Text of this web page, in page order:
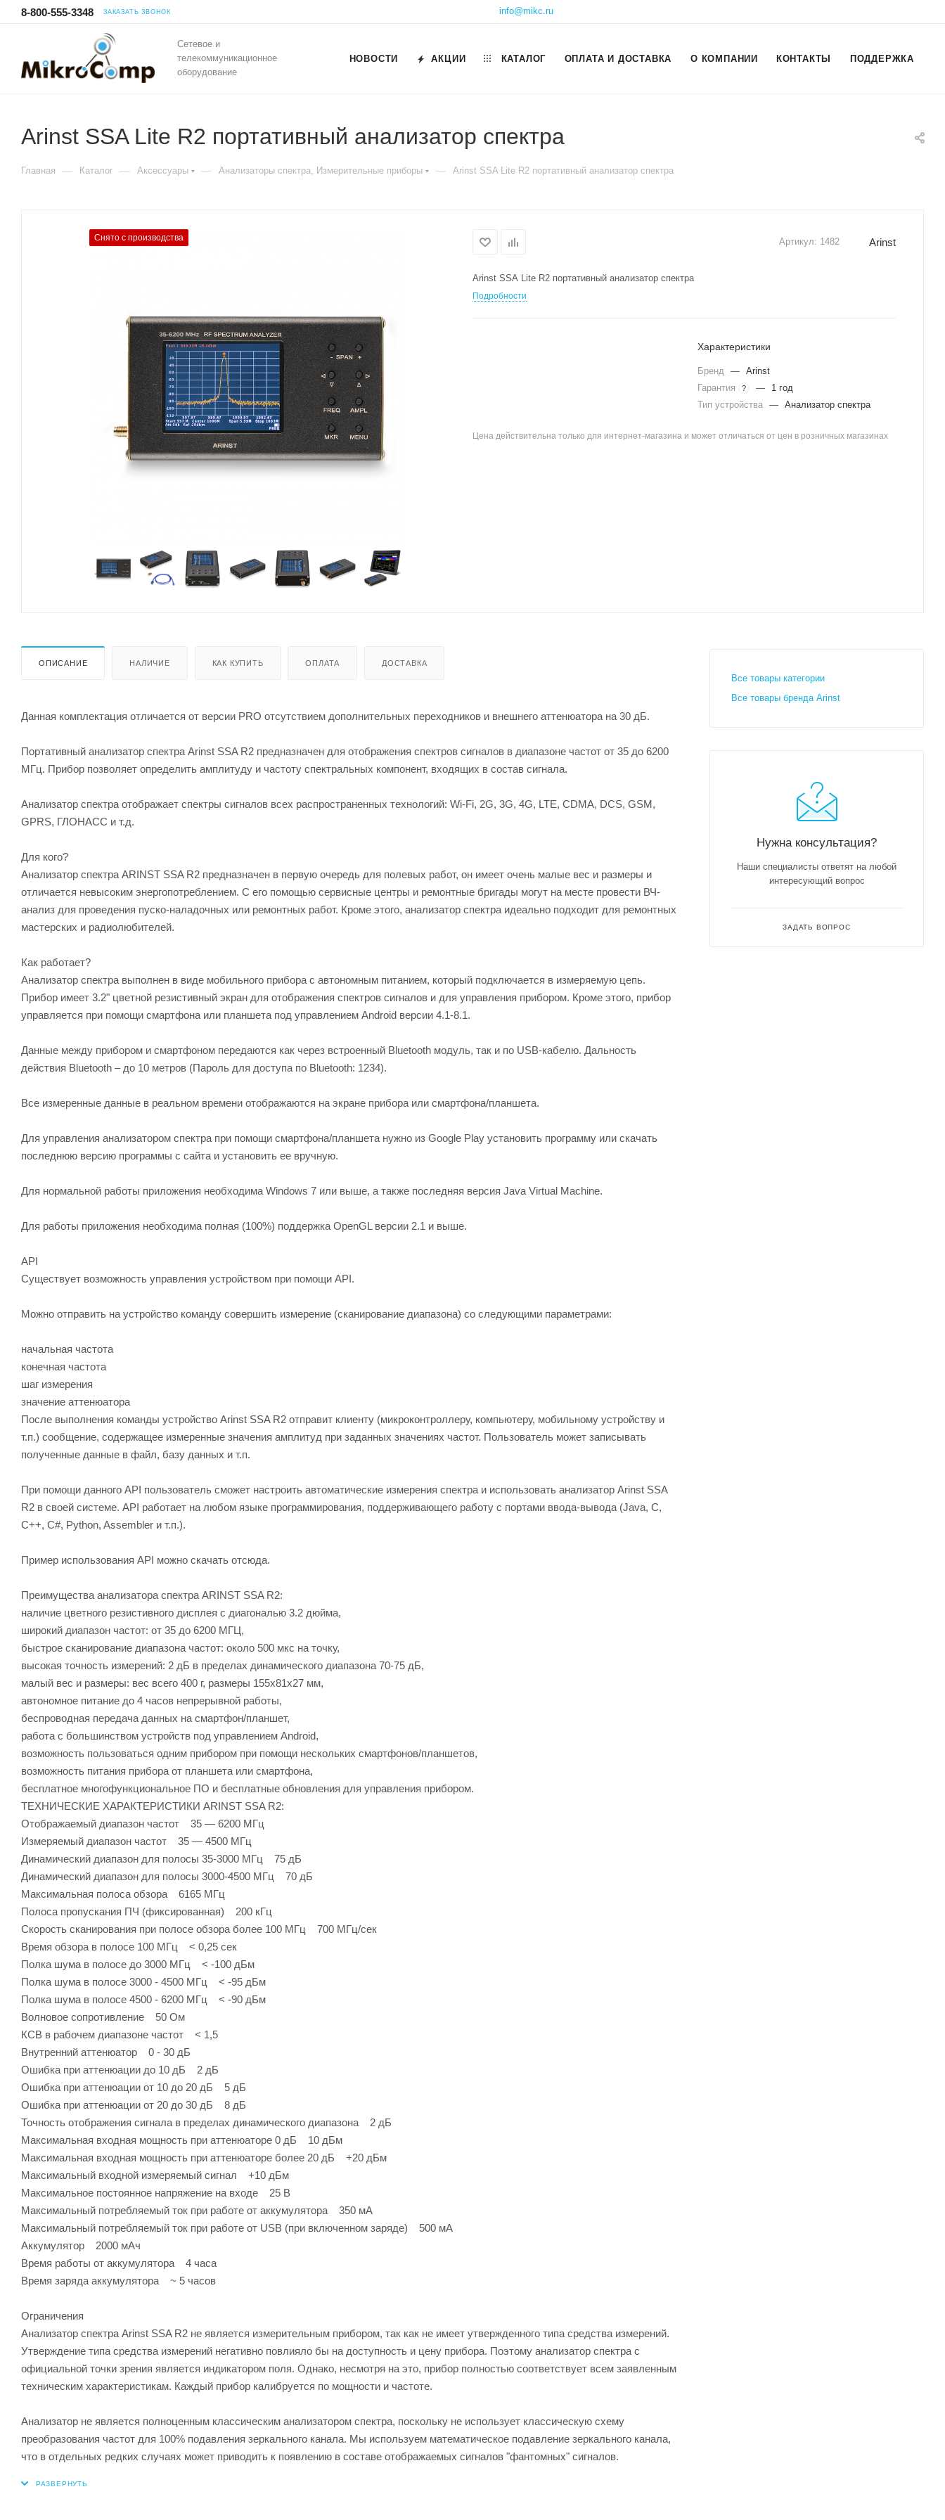
8-800-555-3348 ЗАКАЗАТЬ ЗВОНОК info@mikc.ru
Сетевое и
телекоммуникационное
оборудование
НОВОСТИ АКЦИИ КАТАЛОГ ОПЛАТА И ДОСТАВКА О КОМПАНИИ КОНТАКТЫ ПОДДЕРЖКА
Arinst SSA Lite R2 портативный анализатор спектра
Главная — Каталог — Аксессуары — Анализаторы спектра, Измерительные приборы — Arinst SSA Lite R2 портативный анализатор спектра
Снято с производства Артикул: 1482 Arinst
Arinst SSA Lite R2 портативный анализатор спектра
Подробности
Характеристики
Бренд — Arinst
Гарантия
? —
1 год
Тип устройства — Анализатор спектра
Цена действительна только для интернет-магазина и может отличаться от цен в розничных магазинах
ОПИСАНИЕ НАЛИЧИЕ КАК КУПИТЬ ОПЛАТА ДОСТАВКА
Данная комплектация отличается от версии PRO отсутствием дополнительных переходников и внешнего аттенюатора на 30 дБ.
Портативный анализатор спектра Arinst SSA R2 предназначен для отображения спектров сигналов в диапазоне частот от 35 до 6200
МГц. Прибор позволяет определить амплитуду и частоту спектральных компонент, входящих в состав сигнала.
Анализатор спектра отображает спектры сигналов всех распространенных технологий: Wi-Fi, 2G, 3G, 4G, LTE, CDMA, DCS, GSM,
GPRS, ГЛОНАСС и т.д.
Для кого?
Анализатор спектра ARINST SSA R2 предназначен в первую очередь для полевых работ, он имеет очень малые вес и размеры и
отличается невысоким энергопотреблением. С его помощью сервисные центры и ремонтные бригады могут на месте провести ВЧ-
анализ для проведения пуско-наладочных или ремонтных работ. Кроме этого, анализатор спектра идеально подходит для ремонтных
мастерских и радиолюбителей.
Как работает?
Анализатор спектра выполнен в виде мобильного прибора с автономным питанием, который подключается в измеряемую цепь.
Прибор имеет 3.2" цветной резистивный экран для отображения спектров сигналов и для управления прибором. Кроме этого, прибор
управляется при помощи смартфона или планшета под управлением Android версии 4.1-8.1.
Данные между прибором и смартфоном передаются как через встроенный Bluetooth модуль, так и по USB-кабелю. Дальность
действия Bluetooth – до 10 метров (Пароль для доступа по Bluetooth: 1234).
Все измеренные данные в реальном времени отображаются на экране прибора или смартфона/планшета.
Для управления анализатором спектра при помощи смартфона/планшета нужно из Google Play установить программу или скачать
последнюю версию программы с сайта и установить ее вручную.
Для нормальной работы приложения необходима Windows 7 или выше, а также последняя версия Java Virtual Machine.
Для работы приложения необходима полная (100%) поддержка OpenGL версии 2.1 и выше.
API
Существует возможность управления устройством при помощи API.
Можно отправить на устройство команду совершить измерение (сканирование диапазона) со следующими параметрами:
начальная частота
конечная частота
шаг измерения
значение аттенюатора
После выполнения команды устройство Arinst SSA R2 отправит клиенту (микроконтроллеру, компьютеру, мобильному устройству и
т.п.) сообщение, содержащее измеренные значения амплитуд при заданных значениях частот. Пользователь может записывать
полученные данные в файл, базу данных и т.п.
При помощи данного API пользователь сможет настроить автоматические измерения спектра и использовать анализатор Arinst SSA
R2 в своей системе. API работает на любом языке программирования, поддерживающего работу с портами ввода-вывода (Java, C,
C++, C#, Python, Assembler и т.п.).
Пример использования API можно скачать отсюда.
Преимущества анализатора спектра ARINST SSA R2:
наличие цветного резистивного дисплея с диагональю 3.2 дюйма,
широкий диапазон частот: от 35 до 6200 МГЦ,
быстрое сканирование диапазона частот: около 500 мкс на точку,
высокая точность измерений: 2 дБ в пределах динамического диапазона 70-75 дБ,
малый вес и размеры: вес всего 400 г, размеры 155х81х27 мм,
автономное питание до 4 часов непрерывной работы,
беспроводная передача данных на смартфон/планшет,
работа с большинством устройств под управлением Android,
возможность пользоваться одним прибором при помощи нескольких смартфонов/планшетов,
возможность питания прибора от планшета или смартфона,
бесплатное многофункциональное ПО и бесплатные обновления для управления прибором.
ТЕХНИЧЕСКИЕ ХАРАКТЕРИСТИКИ ARINST SSA R2:
Отображаемый диапазон частот 35 — 6200 МГц
Измеряемый диапазон частот 35 — 4500 МГц
Динамический диапазон для полосы 35-3000 МГц 75 дБ
Динамический диапазон для полосы 3000-4500 МГц 70 дБ
Максимальная полоса обзора 6165 МГц
Полоса пропускания ПЧ (фиксированная) 200 кГц
Скорость сканирования при полосе обзора более 100 МГц 700 МГц/сек
Время обзора в полосе 100 МГц < 0,25 сек
Полка шума в полосе до 3000 МГц < -100 дБм
Полка шума в полосе 3000 - 4500 МГц < -95 дБм
Полка шума в полосе 4500 - 6200 МГц < -90 дБм
Волновое сопротивление 50 Ом
КСВ в рабочем диапазоне частот < 1,5
Внутренний аттенюатор 0 - 30 дБ
Ошибка при аттенюации до 10 дБ 2 дБ
Ошибка при аттенюации от 10 до 20 дБ 5 дБ
Ошибка при аттенюации от 20 до 30 дБ 8 дБ
Точность отображения сигнала в пределах динамического диапазона 2 дБ
Максимальная входная мощность при аттенюаторе 0 дБ 10 дБм
Максимальная входная мощность при аттенюаторе более 20 дБ +20 дБм
Максимальный входной измеряемый сигнал +10 дБм
Максимальное постоянное напряжение на входе 25 В
Максимальный потребляемый ток при работе от аккумулятора 350 мА
Максимальный потребляемый ток при работе от USB (при включенном заряде) 500 мА
Аккумулятор 2000 мАч
Время работы от аккумулятора 4 часа
Время заряда аккумулятора ~ 5 часов
Ограничения
Анализатор спектра Arinst SSA R2 не является измерительным прибором, так как не имеет утвержденного типа средства измерений.
Утверждение типа средства измерений негативно повлияло бы на доступность и цену прибора. Поэтому анализатор спектра с
официальной точки зрения является индикатором поля. Однако, несмотря на это, прибор полностью соответствует всем заявленным
техническим характеристикам. Каждый прибор калибруется по мощности и частоте.
Анализатор не является полноценным классическим анализатором спектра, поскольку не использует классическую схему
преобразования частот для 100% подавления зеркального канала. Мы используем математическое подавление зеркального канала,
что в отдельных редких случаях может приводить к появлению в составе отображаемых сигналов "фантомных" сигналов.
Все товары категории
Все товары бренда Arinst
Нужна консультация?
Наши специалисты ответят на любой
интересующий вопрос
ЗАДАТЬ ВОПРОС